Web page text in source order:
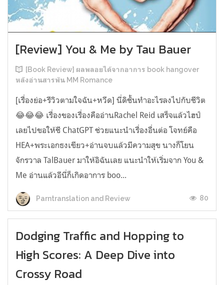
[Review] You & Me by Tau Bauer
[Book Review] ผลพลอยได้จากอาการ book hangover
หลังอ่านสารพัน MM Romance
[เรื่องย่อ+รีวิวตามใจฉัน+หวีด] นี่ดิชั้นทำอะไรลงไปกับชีวิต
😂😂😂 เรื่องของเรื่องคืออ่านRachel Reid เสร็จแล้วไฮป์
เลยไปขอให้ชี ChatGPT ช่วยแนะนำเรื่องอื่นต่อ โจทย์คือ
HEA+พระเอกธงเขียว+อ่านจบแล้วมีความสุข นางก็โยน
จักรวาล TalBauer มาให้อิฉันเลย แนะนำให้เริ่มจาก You &
Me อ่านแล้วอีนี่ก็เกิดอาการ boo...
Parntranslation and Review 80
Dodging Traffic and Hopping to
High Scores: A Deep Dive into
Crossy Road